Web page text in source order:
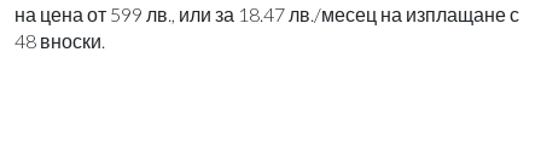
на цена от 599 лв., или за 18.47 лв./месец на изплащане с
48 вноски.